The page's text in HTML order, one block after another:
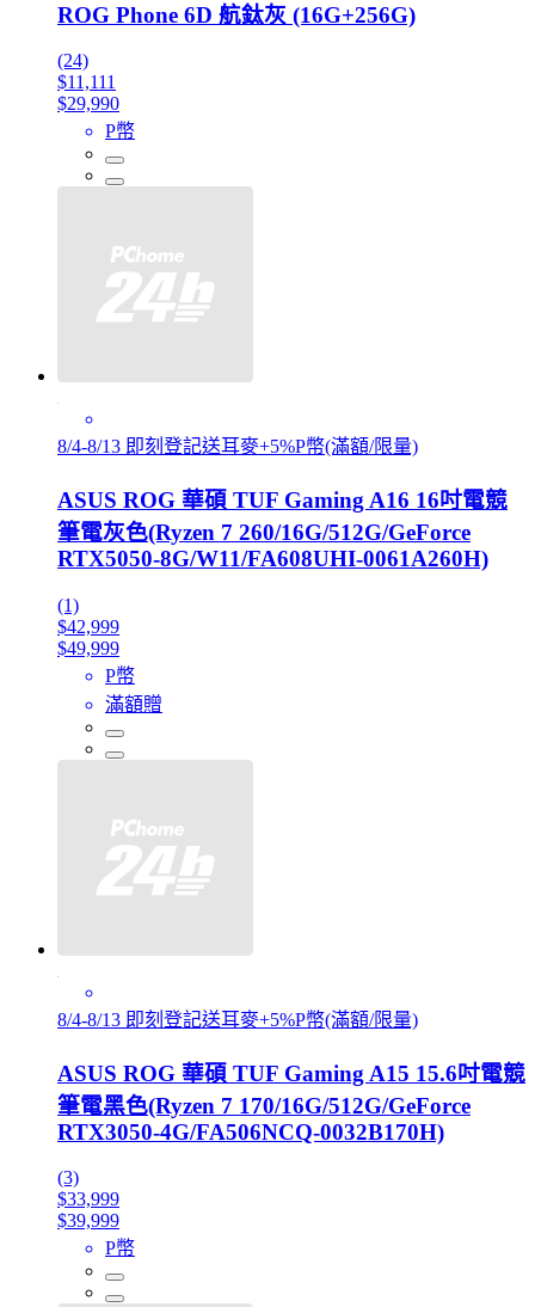
ROG Phone 6D 航鈦灰 (16G+256G)
(24)
$11,111
$29,990
P幣
8/4-8/13 即刻登記送耳麥+5%P幣(滿額/限量)
ASUS ROG 華碩 TUF Gaming A16 16吋電競
筆電灰色(Ryzen 7 260/16G/512G/GeForce
RTX5050-8G/W11/FA608UHI-0061A260H)
(1)
$42,999
$49,999
P幣
滿額贈
8/4-8/13 即刻登記送耳麥+5%P幣(滿額/限量)
ASUS ROG 華碩 TUF Gaming A15 15.6吋電競
筆電黑色(Ryzen 7 170/16G/512G/GeForce
RTX3050-4G/FA506NCQ-0032B170H)
(3)
$33,999
$39,999
P幣